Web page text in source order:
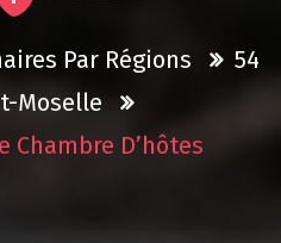
Par Régions
54
Moselle
Chambre D’hôtes